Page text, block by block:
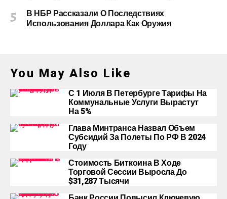
В НБР Рассказали О Последствиях
Использования Доллара Как Оружия
You May Also Like
С 1 Июля В Петербурге Тарифы На
Коммунальные Услуги Вырастут
На 5%
Глава Минтранса Назвал Объем
Субсидий За Полеты По РФ В 2024
Году
Стоимость Биткоина В Ходе
Торговой Сессии Выросла До
$31,287 Тысячи